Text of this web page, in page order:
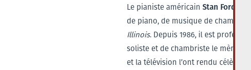
Le pianiste américainStan Ford
de piano, de musique de chambre
Illinois. Depuis 1986, il est
soliste et de chambriste le mène
et la télévision l’ont rendu célèbre.